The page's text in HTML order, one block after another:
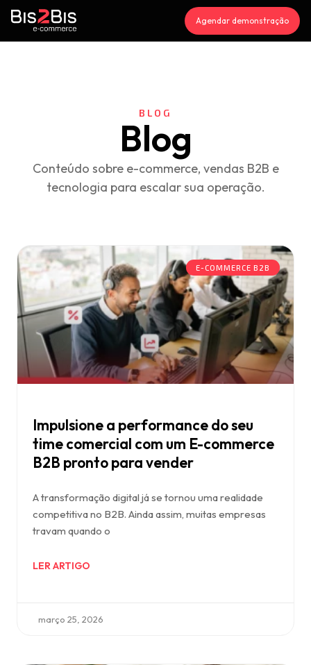
Agendar demonstração
BLOG
Blog
Conteúdo sobre e-commerce, vendas B2B e
tecnologia para escalar sua operação.
E-COMMERCE B2B
Impulsione a performance do seu
time comercial com um E-commerce
B2B pronto para vender
A transformação digital já se tornou uma realidade
competitiva no B2B. Ainda assim, muitas empresas
travam quando o
LER ARTIGO
março 25, 2026